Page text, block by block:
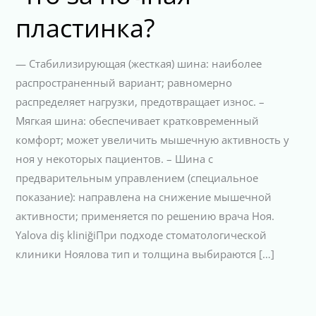
пластинка?
— Стабилизирующая (жесткая) шина: наиболее
распространенный вариант; равномерно
распределяет нагрузки, предотвращает износ. –
Мягкая шина: обеспечивает кратковременный
комфорт; может увеличить мышечную активность у
ноя у некоторых пациентов. – Шина с
предварительным управлением (специальное
показание): направлена на снижение мышечной
активности; применяется по решению врача Ноя.
Yalova diş kliniğiПри подходе стоматологической
клиники Ноялова тип и толщина выбираются […]